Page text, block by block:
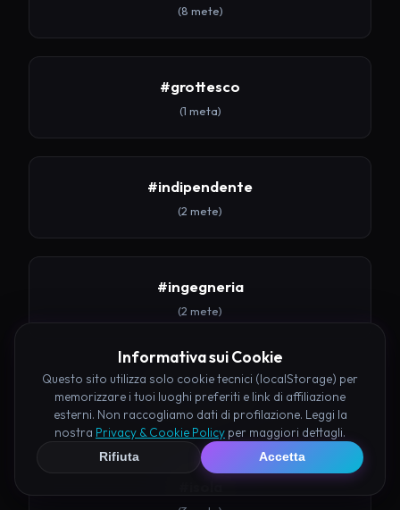
(8 mete)
#grottesco
(1 meta)
#indipendente
(2 mete)
#ingegneria
(2 mete)
#inquisizione
(2 mete)
Informativa sui Cookie
Questo sito utilizza solo cookie tecnici (localStorage) per
memorizzare i tuoi luoghi preferiti e link di affiliazione
esterni. Non raccogliamo dati di profilazione. Leggi la
nostra Privacy & Cookie Policy per maggiori dettagli.
Rifiuta Accetta